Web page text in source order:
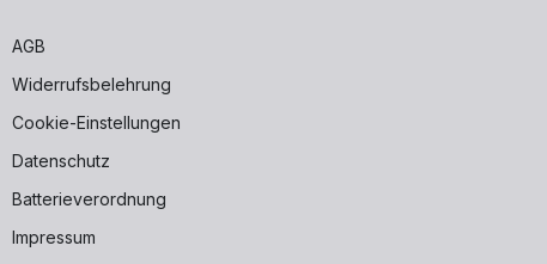
AGB
Widerrufsbelehrung
Cookie-Einstellungen
Datenschutz
Batterieverordnung
Impressum